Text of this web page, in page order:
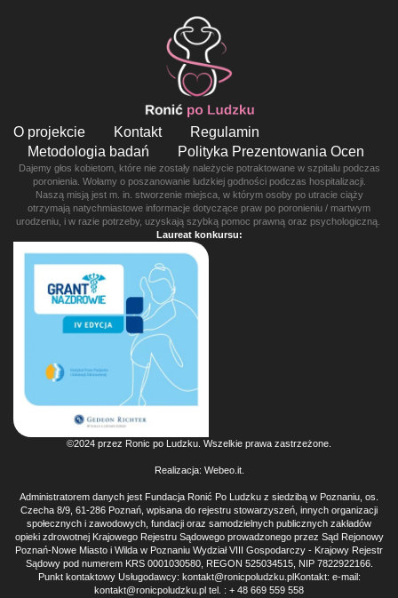
O projekcie Kontakt
Regulamin
Metodologia badań
Polityka Prezentowania Ocen
Dajemy głos kobietom, które nie zostały należycie potraktowane w szpitalu podczas
poronienia. Wołamy o poszanowanie ludzkiej godności podczas hospitalizacji.
Naszą misją jest m. in. stworzenie miejsca, w którym osoby po utracie ciąży
otrzymają natychmiastowe informacje dotyczące praw po poronieniu / martwym
urodzeniu, i w razie potrzeby, uzyskają szybką pomoc prawną oraz psychologiczną.
Laureat konkursu:
©2024 przez Ronic po Ludzku. Wszelkie prawa zastrzeżone.
Realizacja: Webeo.it.
Administratorem danych jest Fundacja Ronić Po Ludzku z siedzibą w Poznaniu, os.
Czecha 8/9, 61-286 Poznań, wpisana do rejestru stowarzyszeń, innych organizacji
społecznych i zawodowych, fundacji oraz samodzielnych publicznych zakładów
opieki zdrowotnej Krajowego Rejestru Sądowego prowadzonego przez Sąd Rejonowy
Poznań-Nowe Miasto i Wilda w Poznaniu Wydział VIII Gospodarczy - Krajowy Rejestr
Sądowy pod numerem KRS 0001030580, REGON 525034515, NIP 7822922166.
Punkt kontaktowy Usługodawcy: kontakt@ronicpoludzku.plKontakt: e-mail:
kontakt@ronicpoludzku.pl tel. : + 48 669 559 558